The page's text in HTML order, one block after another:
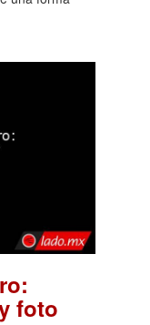
foto